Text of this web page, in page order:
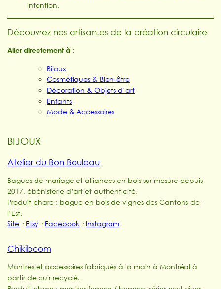
intention.
Découvrez nos artisan.es de la création circulaire
Aller directement à :
Bijoux
Cosmétiques & Bien-être
Décoration & Objets d’art
Enfants
Mode & Accessoires
BIJOUX
Atelier du Bon Bouleau
Bagues de mariage et alliances en bois sur mesure depuis
2017, ébénisterie d’art et authenticité.
Produit phare : bague en bois de vignes des Cantons-de-
l’Est.
Site · Etsy · Facebook · Instagram
Chikiboom
Montres et accessoires fabriqués à la main à Montréal à
partir de cuir recyclé.